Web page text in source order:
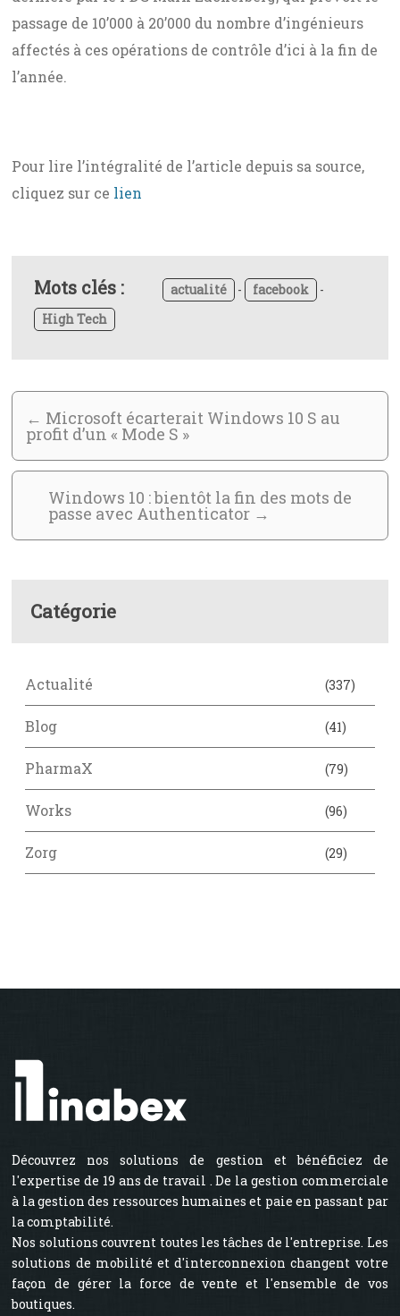
passage de 10’000 à 20’000 du nombre d’ingénieurs
affectés à ces opérations de contrôle d’ici à la fin de
l’année.
Pour lire l’intégralité de l’article depuis sa source,
cliquez sur ce lien
Mots clés : actualité - facebook
-
High Tech
← Microsoft écarterait Windows 10 S au
profit d’un « Mode S »
Windows 10 : bientôt la fin des mots de
passe avec Authenticator →
Catégorie
Actualité (337)
Blog (41)
PharmaX (79)
Works (96)
Zorg (29)
Découvrez nos solutions de gestion et bénéficiez de
l'expertise de 19 ans de travail . De la gestion commerciale
à la gestion des ressources humaines et paie en passant par
la comptabilité.
Nos solutions couvrent toutes les tâches de l'entreprise. Les
solutions de mobilité et d'interconnexion changent votre
façon de gérer la force de vente et l'ensemble de vos
boutiques.